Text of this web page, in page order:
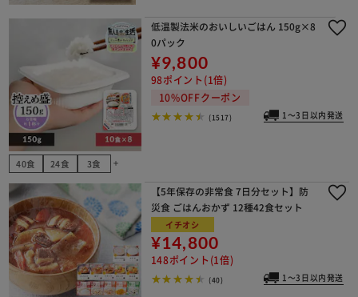
40食 24食 3食 add
低温製法米のおいしいごはん 150g×8
0パック
¥9,800
98ポイント(1倍)
10%OFFクーポン
(1517) 1～3日以内発送
【5年保存の非常食 7日分セット】防
災食 ごはんおかず 12種42食セット
イチオシ
¥14,800
148ポイント(1倍)
(40) 1～3日以内発送